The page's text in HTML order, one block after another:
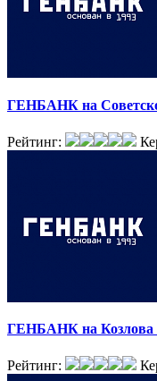
ГЕНБАНК на
Рейтинг:
ГЕНБАНК на Козлова
Рейтинг: